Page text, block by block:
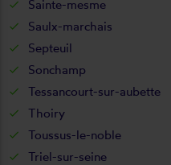
Sainte-mesme
Saulx-marchais
Septeuil
Sonchamp
Tessancourt-sur-aubette
Thoiry
Toussus-le-noble
Triel-sur-seine